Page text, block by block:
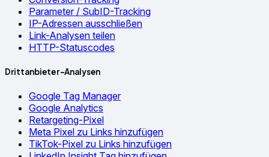
Parameter / SubID-Tracking
IP-Adressen ausschließen
Link-Analysen teilen
HTTP-Statuscodes
Drittanbieter-Analysen
Google Tag Manager
Google Analytics
Retargeting-Pixel
Meta Pixel zu Links hinzufügen
TikTok-Pixel zu Links hinzufügen